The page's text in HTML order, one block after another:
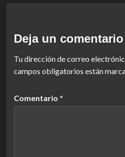
Deja un comentario
Tu dirección de correo
campos obligatorios están
Comentario *